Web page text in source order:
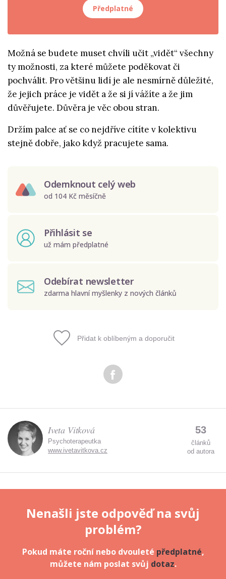
Předplatné
Možná se budete muset chvíli učit „vidět“ všechny
ty možnosti, za které můžete poděkovat či
pochválit. Pro většinu lidí je ale nesmírně důležité,
že jejich práce je vidět a že si jí vážíte a že jim
důvěřujete. Důvěra je věc obou stran.
Držím palce ať se co nejdříve cítíte v kolektivu
stejně dobře, jako když pracujete sama.
Odemknout celý web
od 104 Kč měsíčně
Přihlásit se
už mám předplatné
Odebírat newsletter
zdarma hlavní myšlenky z nových článků
Odeslat
Přidat k oblíbeným a doporučit
Iveta Vitková
Psychoterapeutka
www.ivetavitkova.cz
53
článků
od autora
Nenašli jste odpověď na svůj
problém?
Pokud máte roční nebo dvouleté předplatné,
můžete nám poslat svůj dotaz.